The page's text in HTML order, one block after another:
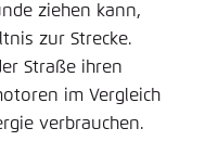
ziehen kann,
zur Strecke.
Straße ihren
im Vergleich
verbrauchen.